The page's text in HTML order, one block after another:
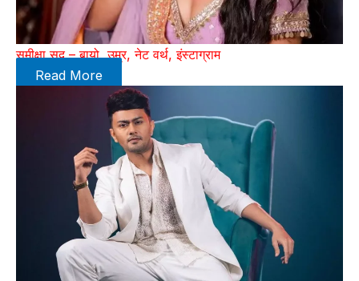
समीक्षा सूद – बायो, उम्र, नेट वर्थ, इंस्टाग्राम
Read More